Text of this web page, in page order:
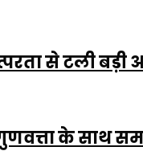
से टली बड़ी
गुणवत्ता के साथ